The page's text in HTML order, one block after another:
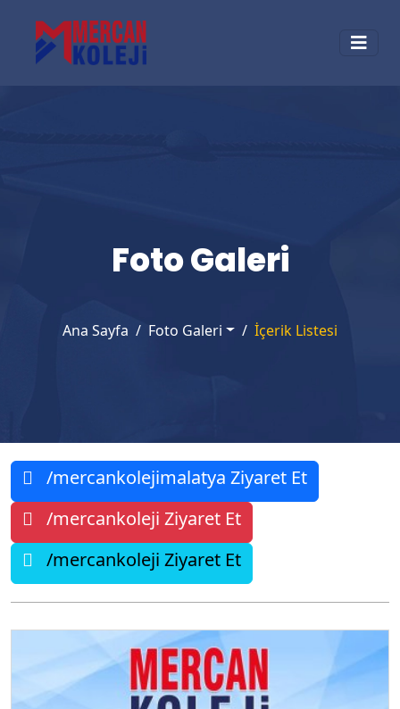
Foto Galeri
Ana Sayfa Foto Galeri İçerik Listesi
/mercankolejimalatya Ziyaret Et
/mercankoleji Ziyaret Et
/mercankoleji Ziyaret Et